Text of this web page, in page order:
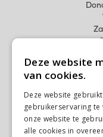
Deze website
van cookies.
Deze website
gebruikerservaring
onze website te
alle cookies in